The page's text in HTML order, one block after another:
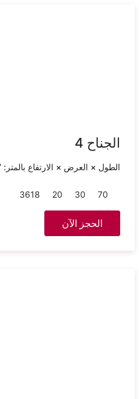
الجناح 4
الطول × العرض × الارتفاع بالمتر: 7 x 14 x 3
70
30
20
18
36
الحجز الآن